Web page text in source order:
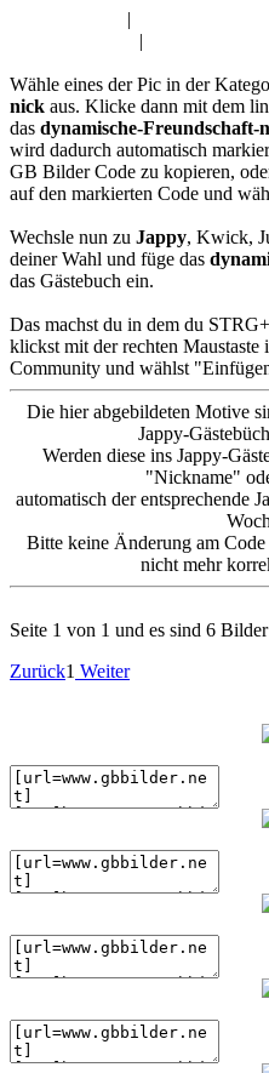
|
|
Wähle eines der Pic in der
nick aus. Klicke dann mit dem
das dynamische-Freundschaft-
wird dadurch automatisch
GB Bilder Code zu kopieren,
auf den markierten Code und
Wechsle nun zu Jappy, Kwick,
deiner Wahl und füge das
das Gästebuch ein.
Das machst du in dem du
klickst mit der rechten Maustaste
Community und wählst
Die hier abgebildeten Motive
Jappy-
Werden diese ins Jappy-
"Nickname"
automatisch der entsprechende
Bitte keine Änderung am
nicht mehr
Seite 1 von 1 und es sind 6
Zurück1 Weiter